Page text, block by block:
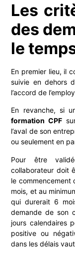
Les
des
le
En premier lieu, il
suivie en dehors
l’accord de
En revanche, si
formation CPF
l’aval de son
ou seulement en
Pour être
collaborateur doit
le commencement
mois, et au
qui durerait 6
demande de son
jours calendaires
positive ou
dans les délais